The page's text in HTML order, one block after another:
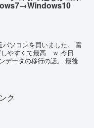
ソコンを買いました。 富
しやすくて最高 ｗ 今日
データの移行の話。 最後
ク